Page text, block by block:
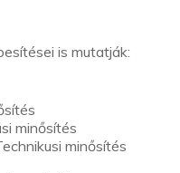
is mutatják:
minősítés
minősítés